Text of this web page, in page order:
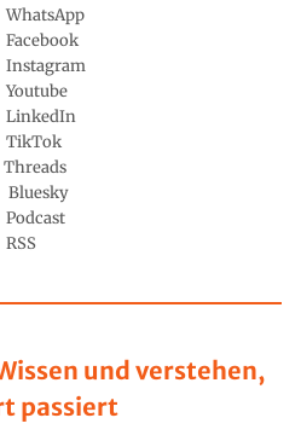
und verstehen,
passiert
WhatsApp
Facebook
Instagram
Youtube
LinkedIn
TikTok
Threads
Bluesky
Podcast
RSS